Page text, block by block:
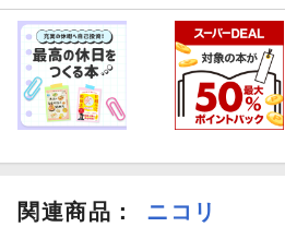
関連商品 ： ニコリ